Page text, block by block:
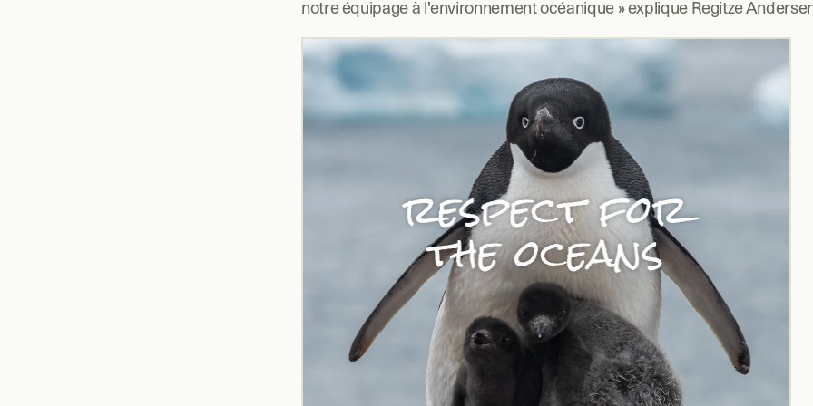
notre équipage à l'environnement océanique » explique Regitze